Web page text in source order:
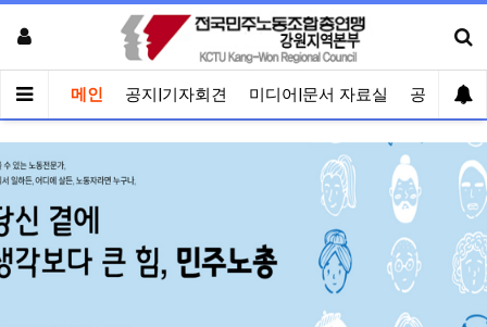
메인 공지|기자회견 미디어|문서 자료실 공유게시